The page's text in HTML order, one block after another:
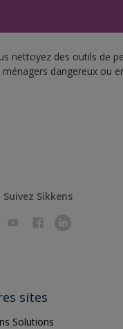
nettoyez des outils de
dangereux ou
Suivez Sikkens
sites
Solutions